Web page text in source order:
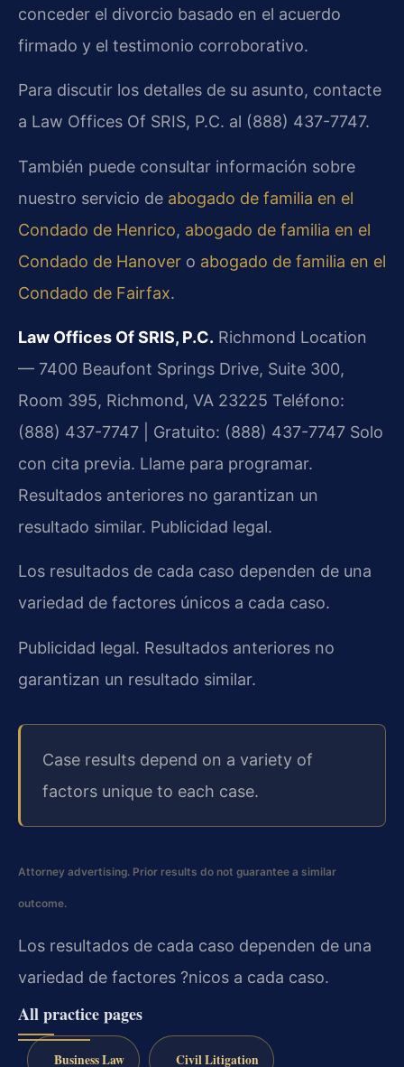
conceder el divorcio basado en el acuerdo
firmado y el testimonio corroborativo.
Para discutir los detalles de su asunto, contacte
a Law Offices Of SRIS, P.C. al (888) 437-7747.
También puede consultar información sobre
nuestro servicio de abogado de familia en el
Condado de Henrico, abogado de familia en el
Condado de Hanover o abogado de familia en el
Condado de Fairfax.
Law Offices Of SRIS, P.C. Richmond Location
— 7400 Beaufont Springs Drive, Suite 300,
Room 395, Richmond, VA 23225 Teléfono:
(888) 437-7747 | Gratuito: (888) 437-7747 Solo
con cita previa. Llame para programar.
Resultados anteriores no garantizan un
resultado similar. Publicidad legal.
Los resultados de cada caso dependen de una
variedad de factores únicos a cada caso.
Publicidad legal. Resultados anteriores no
garantizan un resultado similar.
Case results depend on a variety of
factors unique to each case.
Attorney advertising. Prior results do not guarantee a similar
outcome.
Los resultados de cada caso dependen de una
variedad de factores ?nicos a cada caso.
All practice pages
Business Law Civil Litigation